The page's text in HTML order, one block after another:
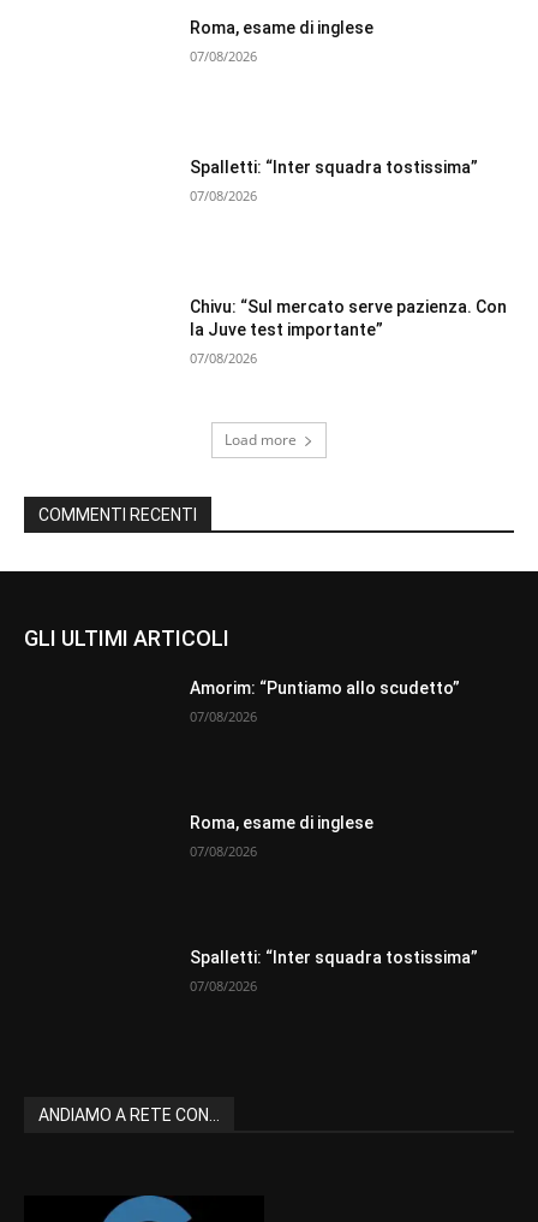
Roma, esame di inglese
07/08/2026
Spalletti: “Inter squadra tostissima”
07/08/2026
Chivu: “Sul mercato serve pazienza. Con
la Juve test importante”
07/08/2026
Load more
COMMENTI RECENTI
GLI ULTIMI ARTICOLI
Amorim: “Puntiamo allo scudetto”
07/08/2026
Roma, esame di inglese
07/08/2026
Spalletti: “Inter squadra tostissima”
07/08/2026
ANDIAMO A RETE CON...